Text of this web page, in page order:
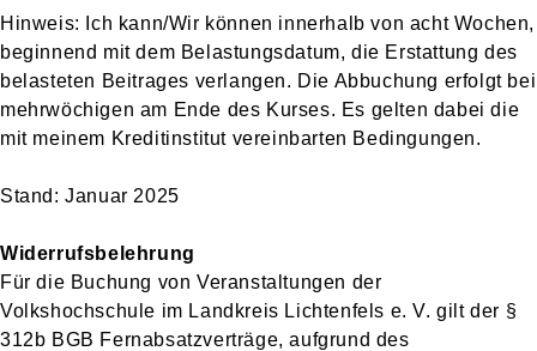
Hinweis: Ich kann/Wir können innerhalb von acht Wochen,
beginnend mit dem Belastungsdatum, die Erstattung des
belasteten Beitrages verlangen. Die Abbuchung erfolgt bei
mehrwöchigen am Ende des Kurses. Es gelten dabei die
mit meinem Kreditinstitut vereinbarten Bedingungen.
Stand: Januar 2025
Widerrufsbelehrung
Für die Buchung von Veranstaltungen der
Volkshochschule im Landkreis Lichtenfels e. V. gilt der §
312b BGB Fernabsatzverträge, aufgrund des